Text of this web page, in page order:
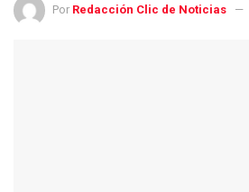
Por Redacción Clic de Noticias